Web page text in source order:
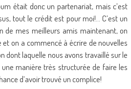
était donc un partenariat, mais c’est
tout le crédit est pour moi!… C’est un
de mes meilleurs amis maintenant, on
on a commencé à écrire de nouvelles
dont laquelle nous avons travaillé sur le
manière très structurée de faire les
d’avoir trouvé un complice!